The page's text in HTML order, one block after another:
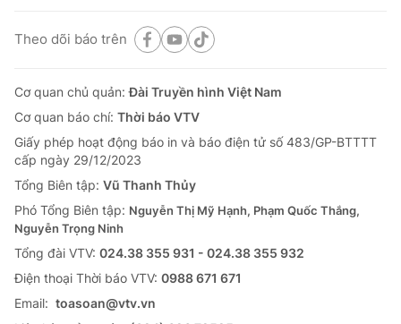
Theo dõi báo trên
Cơ quan chủ quản:Đài Truyền hình Việt Nam
Cơ quan báo chí: Thời báo VTV
Giấy phép hoạt động báo in và báo điện tử số 483/GP-BTTTT
cấp ngày 29/12/2023
Tổng Biên tập: Vũ Thanh Thủy
Phó Tổng Biên tập: Nguyễn Thị Mỹ Hạnh, Phạm Quốc Thắng,
Nguyễn Trọng Ninh
Tổng đài VTV: 024.38 355 931 - 024.38 355 932
Ðiện thoại Thời báo VTV: 0988 671 671
Email: toasoan@vtv.vn